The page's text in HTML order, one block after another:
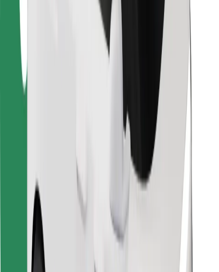
Termos & Condições
Encontra o teu prato favorito!
Instalar app da Bolt Food